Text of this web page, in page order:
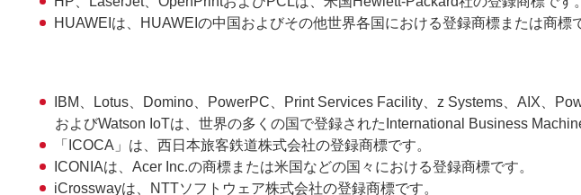
HUAWEIは、HUAWEIの中国およびその他世界各国における登録商標または商標
IBM、Lotus、Domino、PowerPC、Print Services Facility、z Systems、AIX、
およびWatson IoTは、世界の多くの国で登録されたInternational Business
「ICOCA」は、西日本旅客鉄道株式会社の登録商標です。
ICONIAは、Acer Inc.の商標または米国などの国々における登録商標です。
iCrosswayは、NTTソフトウェア株式会社の登録商標です。